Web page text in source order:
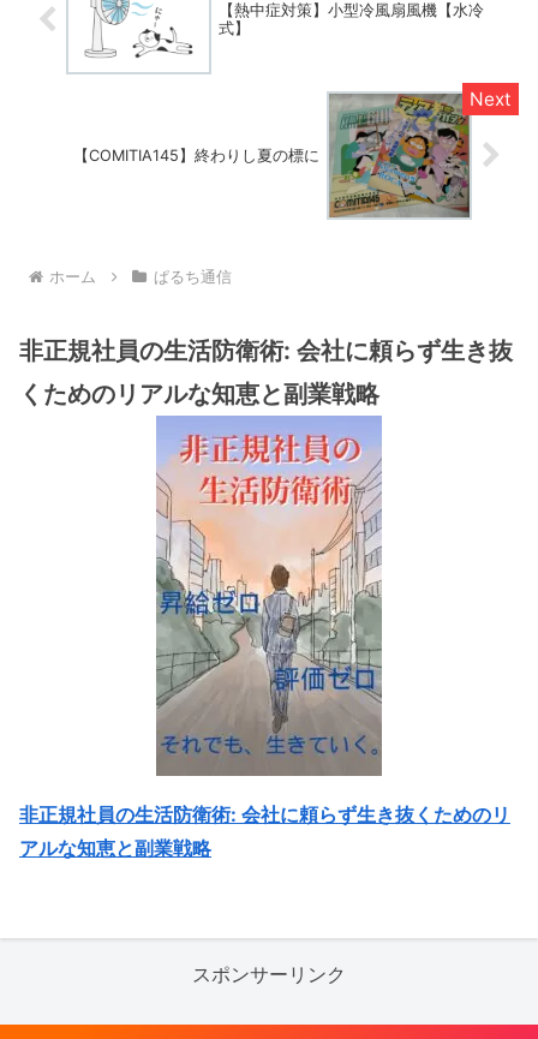
【熱中症対策】小型冷風扇風機【水冷
式】
【COMITIA145】終わりし夏の標に
ホーム ぱるち通信
非正規社員の生活防衛術: 会社に頼らず生き抜
くためのリアルな知恵と副業戦略
非正規社員の生活防衛術: 会社に頼らず生き抜くためのリ
アルな知恵と副業戦略
スポンサーリンク